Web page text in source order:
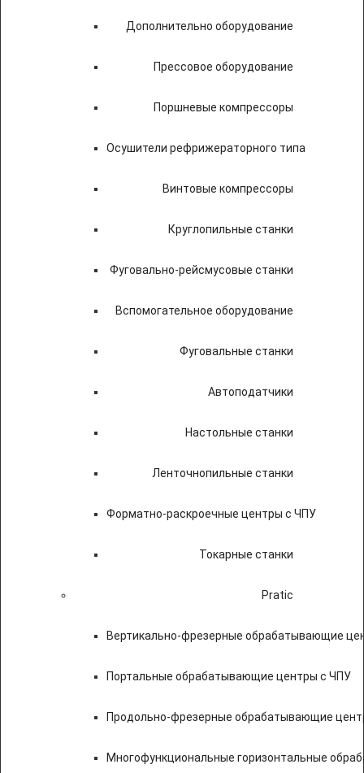
Дополнительно оборудование
Прессовое оборудование
Поршневые компрессоры
Осушители рефрижераторного типа
Винтовые компрессоры
Круглопильные станки
Фуговально-рейсмусовые станки
Вспомогательное оборудование
Фуговальные станки
Автоподатчики
Настольные станки
Ленточнопильные станки
Форматно-раскроечные центры с ЧПУ
Токарные станки
Pratic
Вертикально-фрезерные обрабатывающие
Портальные обрабатывающие центры с ЧПУ
Продольно-фрезерные обрабатывающие
Многофункциональные горизонтальные